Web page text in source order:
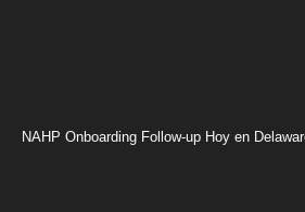
NAHP Onboarding Follow-up Hoy en